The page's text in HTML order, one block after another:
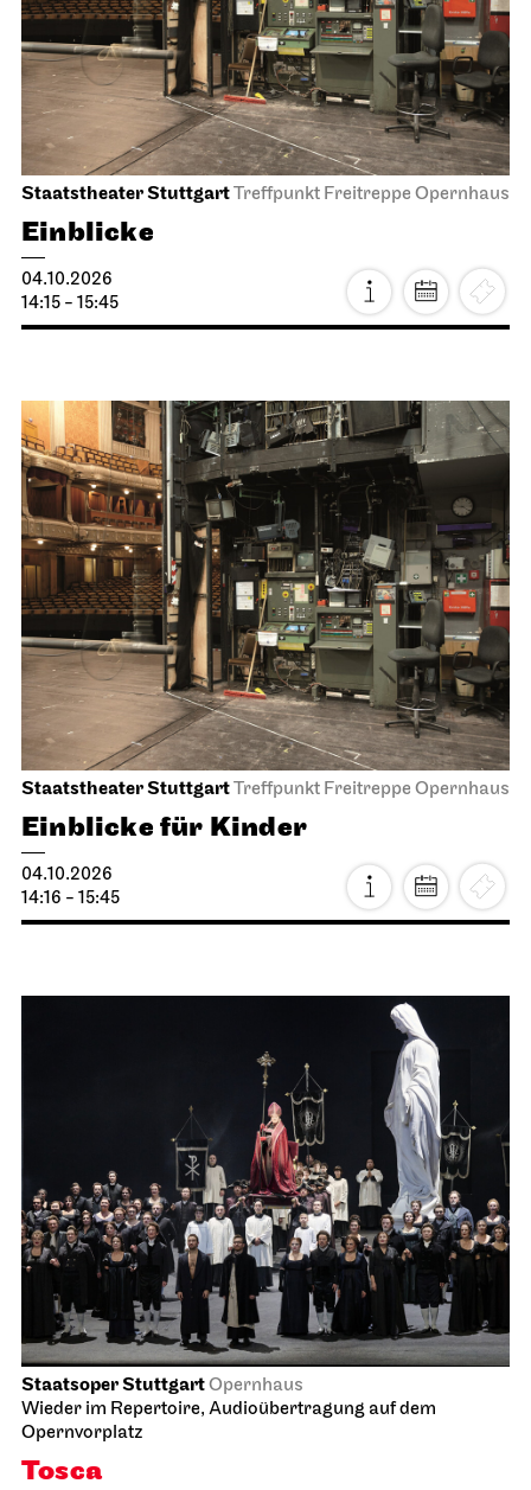
Staatstheater StuttgartTreffpunkt Freitreppe Opernhaus
Einblicke
04.10.2026
14:15 - 15:45
Staatstheater StuttgartTreffpunkt Freitreppe Opernhaus
Einblicke für Kinder
04.10.2026
14:16 - 15:45
Staatsoper StuttgartOpernhaus
Wieder im Repertoire, Audioübertragung auf dem
Opernvorplatz
Tosca